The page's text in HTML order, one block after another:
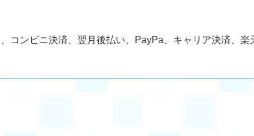
コンビニ決済、翌月後払い、PayPa、キャリア決済、楽